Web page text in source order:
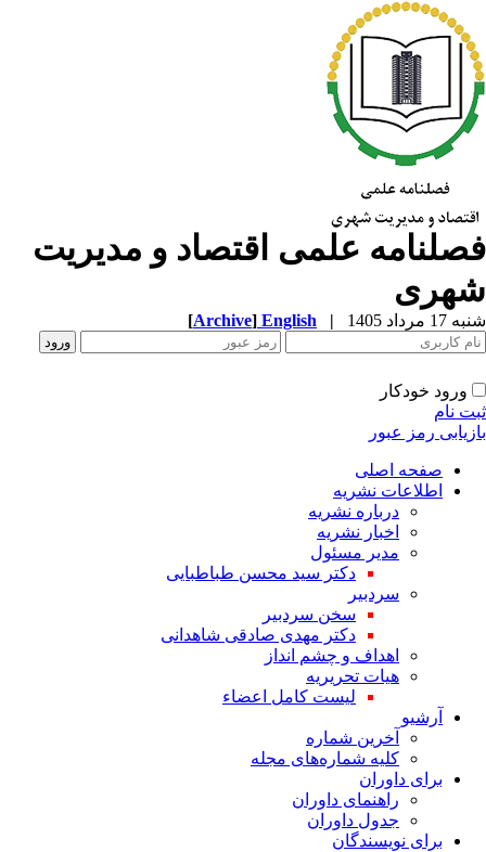
علمی اقتصاد و مدیریت
مرداد 1405 |
English
[Archive]
ورود خودکار
نام
رمز عبور
صفحه اصلی
اطلاعات نشریه
درباره نشریه
اخبار نشریه
مدیر مسئول
دکتر سید محسن طباطبایی
سردبیر
سخن سردبیر
دکتر مهدی صادقی شاهدانی
اهداف و چشم انداز
هیات تحریریه
لیست کامل اعضاء
آرشیو
آخرین شماره
کلیه شماره‌های مجله
برای داوران
راهنمای داوران
جدول داوران
برای نویسندگان